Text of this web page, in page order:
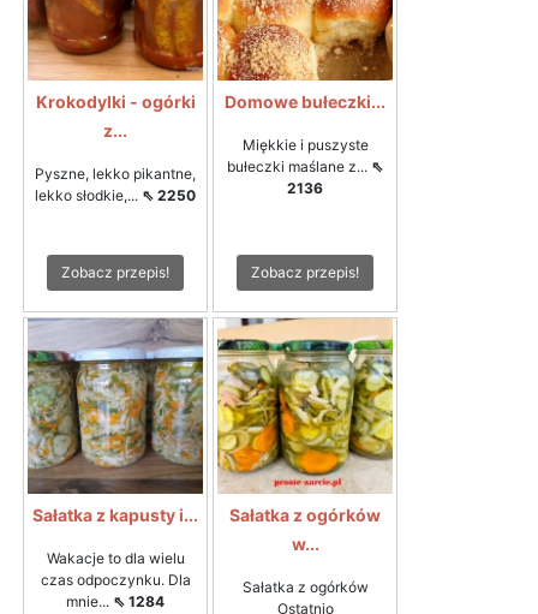
Krokodylki - ogórki
z...
Pyszne, lekko pikantne,
lekko słodkie,... ⇖ 2250
Zobacz przepis!
Domowe bułeczki...
Miękkie i puszyste
bułeczki maślane z... ⇖
2136
Zobacz przepis!
Sałatka z kapusty i...
Wakacje to dla wielu
czas odpoczynku. Dla
mnie... ⇖ 1284
Sałatka z ogórków
w...
Sałatka z ogórków
Ostatnio